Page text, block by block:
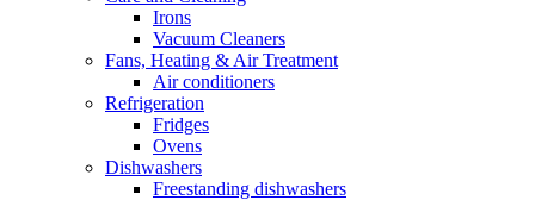
Irons
Vacuum Cleaners
Fans, Heating & Air Treatment
Air conditioners
Refrigeration
Fridges
Ovens
Dishwashers
Freestanding dishwashers